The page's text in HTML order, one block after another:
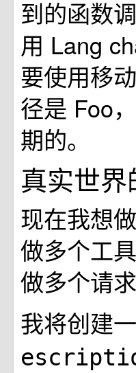
到的函数
用 Lang
要使用移
径是 Foo
期的。
真实世
现在我想
做多个工
做多个请求
我将创建